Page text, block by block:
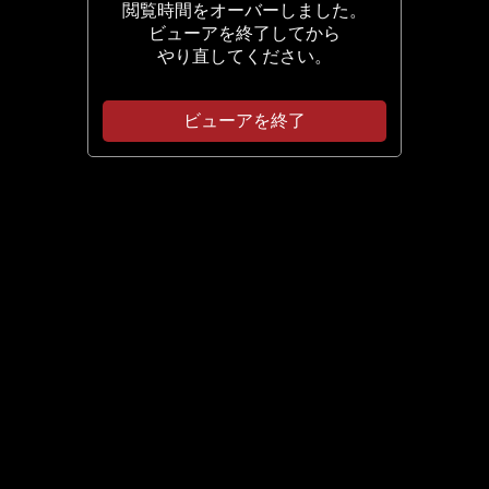
閲覧時間をオーバーしました。
ビューアを終了してから
やり直してください。
ビューアを終了